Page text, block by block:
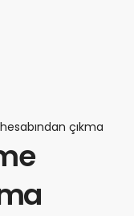
çıkma